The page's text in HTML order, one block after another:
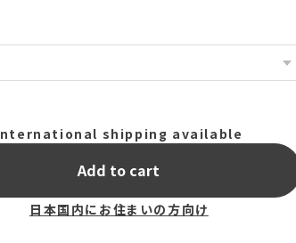
shipping available
Add to cart
日本国内にお住まいの方向け